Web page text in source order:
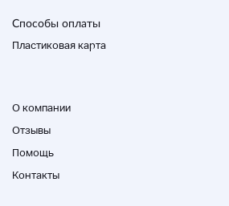
Способы оплаты
Пластиковая карта
О компании
Отзывы
Помощь
Контакты